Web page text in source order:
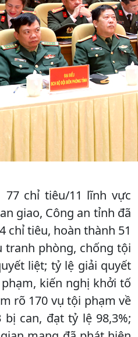
chỉ tiêu/11 lĩnh vực
giao, Công an tỉnh đã
chỉ tiêu, hoàn thành 51
tranh phòng, chống tội
liệt; tỷ lệ giải quyết
kiến nghị khởi tố
rõ 170 vụ tội phạm về
can, đạt tỷ lệ 98,3%;